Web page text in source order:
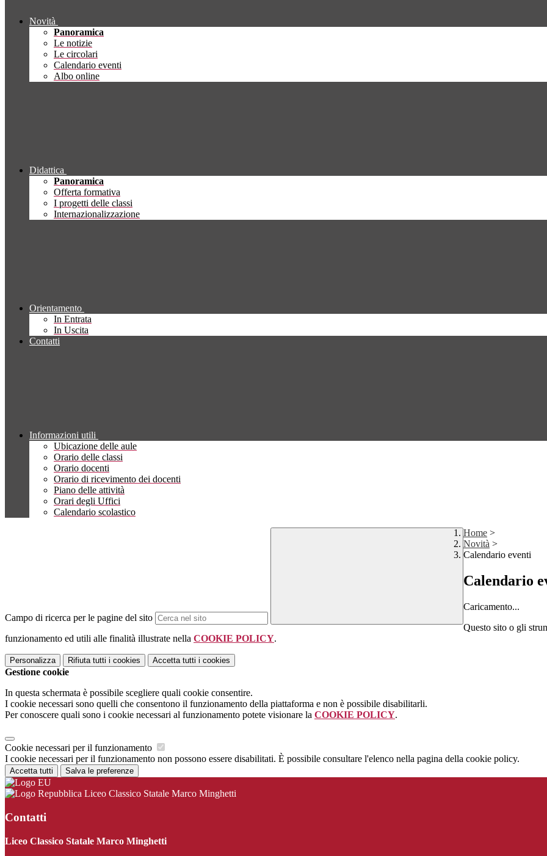
Novità
Panoramica
Le notizie
Le circolari
Calendario eventi
Albo online
Didattica
Panoramica
Offerta formativa
I progetti delle classi
Internazionalizzazione
Orientamento
In Entrata
In Uscita
Contatti
Informazioni utili
Ubicazione delle aule
Orario delle classi
Orario docenti
Orario di ricevimento dei docenti
Piano delle attività
Orari degli Uffici
Calendario scolastico
Campo di ricerca per le pagine del sito
Home >
Novità >
Calendario eventi
Calendario
Caricamento...
Questo sito o gli
funzionamento ed utili alle finalità illustrate nella COOKIE POLICY.
Personalizza Rifiuta tutti i cookies Accetta tutti i cookies
Gestione cookie
In questa schermata è possibile scegliere quali cookie consentire.
I cookie necessari sono quelli che consentono il funzionamento della piattaforma e non è possibile disabilitarli.
Per conoscere quali sono i cookie necessari al funzionamento potete visionare la COOKIE POLICY.
Cookie necessari per il funzionamento
I cookie necessari per il funzionamento non possono essere disabilitati. È possibile consultare l'elenco nella pagina della cookie policy.
Accetta tutti Salva le preferenze
Liceo Classico Statale Marco Minghetti
Contatti
Liceo Classico Statale Marco Minghetti